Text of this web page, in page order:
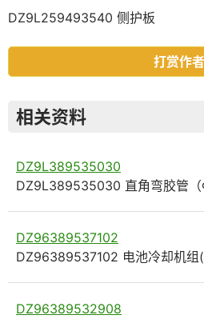
DZ9L259493540 侧护板
打赏作者
相关资料
DZ9L389535030
DZ9L389535030 直角弯胶管（
DZ96389537102
DZ96389537102 电池冷却机组
DZ96389532908